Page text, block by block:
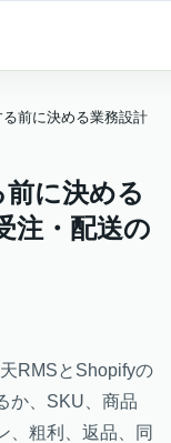
前に決める業務設計
に決める
注・配送の
RMSとShopifyの
か、SKU、商品
、粗利、返品、同